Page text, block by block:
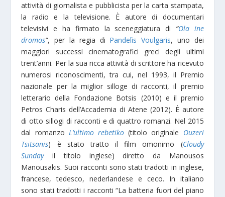
attività di giornalista e pubblicista per la carta stampata,
la radio e la televisione. È autore di documentari
televisivi e ha firmato la sceneggiatura di “Ola ine
dromos”, per la regia di Pandelìs Voulgaris, uno dei
maggiori successi cinematografici greci degli ultimi
trent’anni. Per la sua ricca attività di scrittore ha ricevuto
numerosi riconoscimenti, tra cui, nel 1993, il Premio
nazionale per la miglior silloge di racconti, il premio
letterario della Fondazione Botsis (2010) e il premio
Petros Charis dell’Accademia di Atene (2012). È autore
di otto sillogi di racconti e di quattro romanzi. Nel 2015
dal romanzo L’ultimo rebetiko (titolo originale Ouzeri
Tsitsanis) è stato tratto il film omonimo (Cloudy
Sundayil titolo inglese) diretto da Manousos
Manousakis. Suoi racconti sono stati tradotti in inglese,
francese, tedesco, nederlandese e ceco. In italiano
sono stati tradotti i racconti “La batteria fuori del piano